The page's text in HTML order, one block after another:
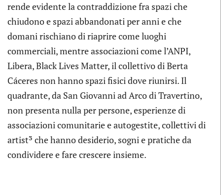
rende evidente la contraddizione fra spazi che
chiudono e spazi abbandonati per anni e che
domani rischiano di riaprire come luoghi
commerciali, mentre associazioni come l’ANPI,
Libera, Black Lives Matter, il collettivo di Berta
Cáceres non hanno spazi fisici dove riunirsi. Il
quadrante, da San Giovanni ad Arco di Travertino,
non presenta nulla per persone, esperienze di
associazioni comunitarie e autogestite, collettivi di
artist³ che hanno desiderio, sogni e pratiche da
condividere e fare crescere insieme.